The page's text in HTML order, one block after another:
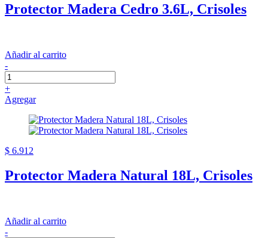
Protector Madera Cedro 3.6L, Crisoles
Añadir al carrito
-
+
Agregar
$ 6.912
Protector Madera Natural 18L, Crisoles
Añadir al carrito
-